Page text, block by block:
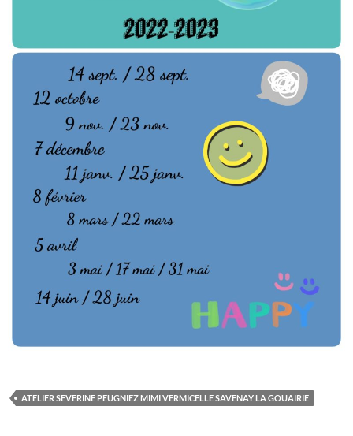
ATELIER SEVERINE PEUGNIEZ MIMI VERMICELLE SAVENAY LA GOUAIRIE